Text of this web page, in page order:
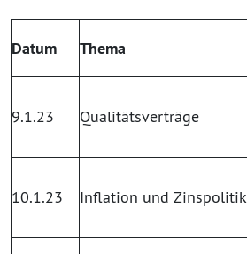
Datum Thema
9.1.23 Qualitätsverträge
10.1.23 Inflation und Zinspolitik